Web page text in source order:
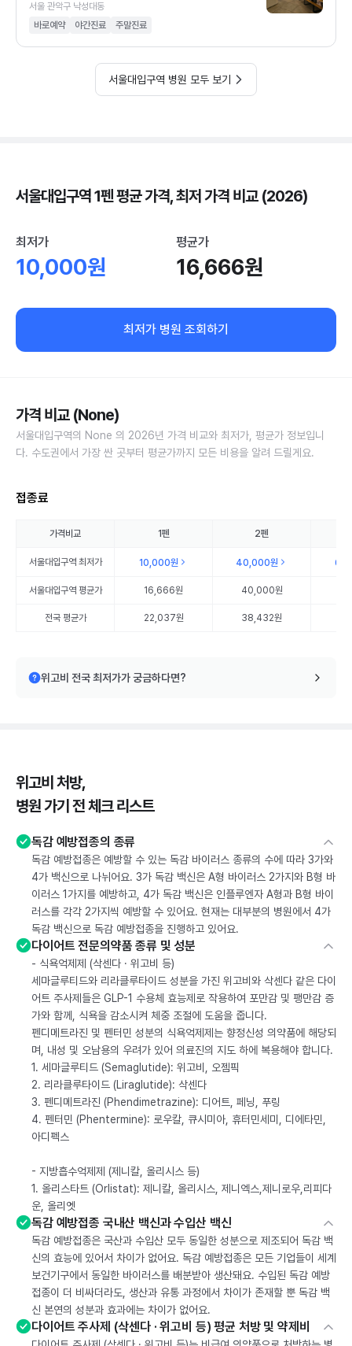
서울 관악구 낙성대동
바로예약
야간진료 주말진료
서울대입구역 병원 모두 보기
서울대입구역 1펜 평균 가격, 최저 가격 비교 (2026)
최저가
10,000원
평균가
16,666원
최저가 병원 조회하기
가격 비교 (None)
서울대입구역의 None 의 2026년 가격 비교와 최저가, 평균가 정보입니
다. 수도권에서 가장 싼 곳부터 평균가까지 모든 비용을 알려 드릴게요.
접종료
가격비교 1펜 2펜
서울대입구역최저가 10,000원 40,000원
서울대입구역평균가 16,666원 40,000원
전국 평균가 22,037원 38,432원
위고비 전국 최저가가 궁금하다면?
위고비 처방,
병원 가기 전 체크 리스트
독감 예방접종의 종류
독감 예방접종은 예방할 수 있는 독감 바이러스 종류의 수에 따라 3가와
4가 백신으로 나뉘어요. 3가 독감 백신은 A형 바이러스 2가지와 B형 바
이러스 1가지를 예방하고, 4가 독감 백신은 인플루엔자 A형과 B형 바이
러스를 각각 2가지씩 예방할 수 있어요. 현재는 대부분의 병원에서 4가
독감 백신으로 독감 예방접종을 진행하고 있어요.
다이어트 전문의약품 종류 및 성분
- 식욕억제제 (삭센다 · 위고비 등)
세마글루티드와 리라클루타이드 성분을 가진 위고비와 삭센다 같은 다이
어트 주사제들은 GLP-1 수용체 효능제로 작용하여 포만감 및 팽만감 증
가와 함께, 식욕을 감소시켜 체중 조절에 도움을 줍니다.
펜디메트라진 및 펜터민 성분의 식욕억제제는 향정신성 의약품에 해당되
며, 내성 및 오남용의 우려가 있어 의료진의 지도 하에 복용해야 합니다.
1. 세마글루티드 (Semaglutide): 위고비, 오젬픽
2. 리라클루타이드 (Liraglutide): 삭센다
3. 펜디메트라진 (Phendimetrazine): 디어트, 페닝, 푸링
4. 펜터민 (Phentermine): 로우칼, 큐시미아, 휴터민세미, 디에타민,
아디펙스
- 지방흡수억제제 (제니칼, 올리시스 등)
1. 올리스타트 (Orlistat): 제니칼, 올리시스, 제니엑스,제니로우,리피다
운, 올리엣
독감 예방접종 국내산 백신과 수입산 백신
독감 예방접종은 국산과 수입산 모두 동일한 성분으로 제조되어 독감 백
신의 효능에 있어서 차이가 없어요. 독감 예방접종은 모든 기업들이 세계
보건기구에서 동일한 바이러스를 배분받아 생산돼요. 수입된 독감 예방
접종이 더 비싸더라도, 생산과 유통 과정에서 차이가 존재할 뿐 독감 백
신 본연의 성분과 효과에는 차이가 없어요.
다이어트 주사제 (삭센다 · 위고비 등) 평균 처방 및 약제비